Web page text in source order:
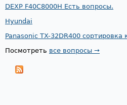
DEXP F40C8000H Есть вопросы.
Hyundai
Panasonic TX-32DR400 сортировка
Посмотреть все вопросы →